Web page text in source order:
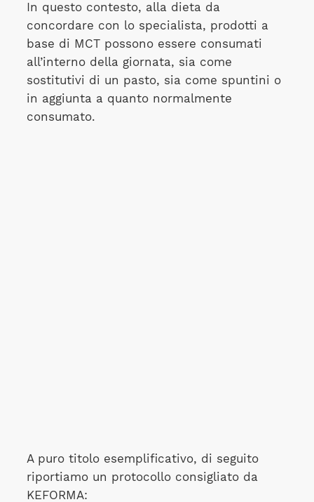
In questo contesto, alla dieta da
concordare con lo specialista, prodotti a
base di MCT possono essere consumati
all’interno della giornata, sia come
sostitutivi di un pasto, sia come spuntini o
in aggiunta a quanto normalmente
consumato.
A puro titolo esemplificativo, di seguito
riportiamo un protocollo consigliato da
KEFORMA: